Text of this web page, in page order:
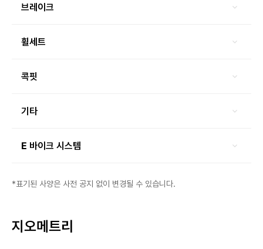
브레이크
휠세트
콕핏
기타
E 바이크 시스템
*표기된 사양은 사전 공지 없이 변경될 수 있습니다.
지오메트리